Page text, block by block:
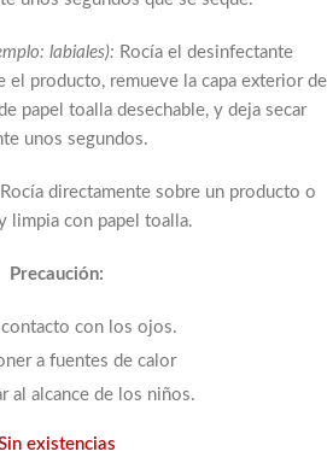
labiales): Rocía el desinfectante
el producto, remueve la capa exterior de
papel toalla desechable, y deja secar
unos segundos.
Rocía directamente sobre un producto o
limpia con papel toalla.
Precaución:
con los ojos.
a fuentes de calor
al alcance de los niños.
existencias